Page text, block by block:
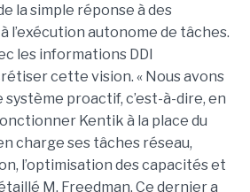
la simple réponse à des
l’exécution autonome de tâches.
les informations DDI
cette vision. « Nous avons
proactif, c’est-à-dire, en
Kentik à la place du
charge ses tâches réseau,
l’optimisation des capacités et
M. Freedman. Ce dernier a